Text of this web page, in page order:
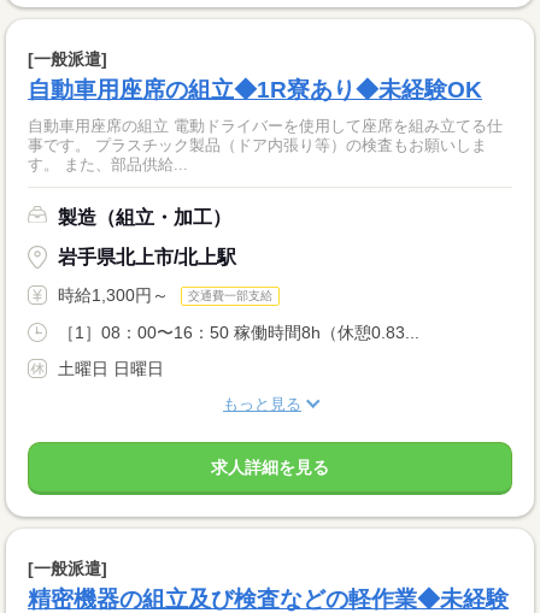
[一般派遣]
自動車用座席の組立◆1R寮あり◆未経験OK
自動車用座席の組立 電動ドライバーを使用して座席を組み立てる仕
事です。 プラスチック製品（ドア内張り等）の検査もお願いしま
す。 また、部品供給...
製造（組立・加工）
岩手県北上市/北上駅
時給1,300円～ 交通費一部支給
［1］08：00〜16：50 稼働時間8h（休憩0.83...
土曜日 日曜日
もっと見る
求人詳細を見る
[一般派遣]
精密機器の組立及び検査などの軽作業◆未経験